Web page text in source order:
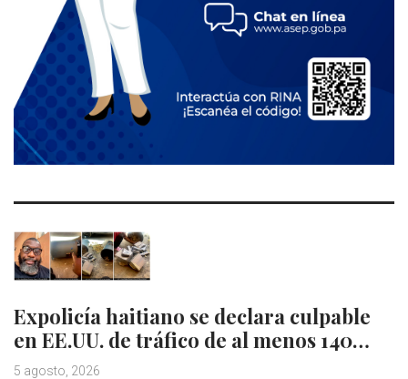
Expolicía haitiano se declara culpable
en EE.UU. de tráfico de al menos 140…
5 agosto, 2026